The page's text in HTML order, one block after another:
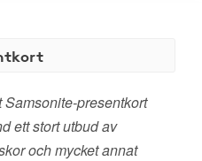
presentkort
ett stort utbud av
och mycket annat